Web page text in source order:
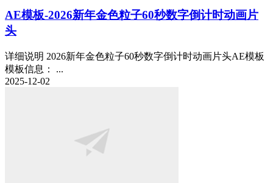
AE模板-2026新年金色粒子60秒数字倒计时动画片
头
详细说明 2026新年金色粒子60秒数字倒计时动画片头AE模板
模板信息： ...
2025-12-02